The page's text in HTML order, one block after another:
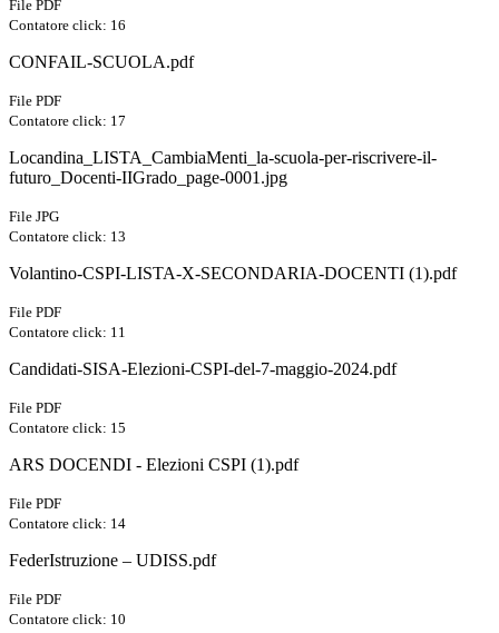
File PDF
Contatore click: 16
CONFAIL-SCUOLA.pdf
File PDF
Contatore click: 17
Locandina_LISTA_CambiaMenti_la-scuola-per-riscrivere-il-
futuro_Docenti-IIGrado_page-0001.jpg
File JPG
Contatore click: 13
Volantino-CSPI-LISTA-X-SECONDARIA-DOCENTI (1).pdf
File PDF
Contatore click: 11
Candidati-SISA-Elezioni-CSPI-del-7-maggio-2024.pdf
File PDF
Contatore click: 15
ARS DOCENDI - Elezioni CSPI (1).pdf
File PDF
Contatore click: 14
FederIstruzione – UDISS.pdf
File PDF
Contatore click: 10